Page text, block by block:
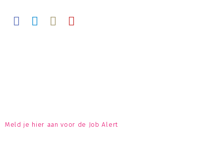
Meld je hier aan voor de Job Alert